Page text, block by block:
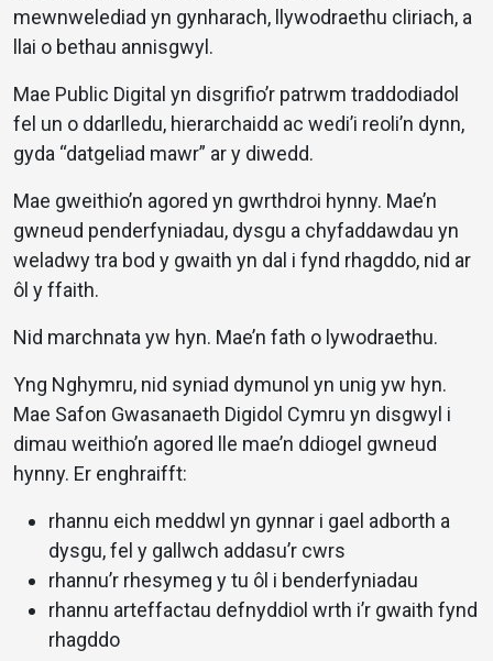
mewnwelediad yn gynharach, llywodraethu cliriach, a
llai o bethau annisgwyl.
Mae Public Digital yn disgrifio’r patrwm traddodiadol
fel un o ddarlledu, hierarchaidd ac wedi’i reoli’n dynn,
gyda “datgeliad mawr” ar y diwedd.
Mae gweithio’n agored yn gwrthdroi hynny. Mae’n
gwneud penderfyniadau, dysgu a chyfaddawdau yn
weladwy tra bod y gwaith yn dal i fynd rhagddo, nid ar
ôl y ffaith.
Nid marchnata yw hyn. Mae’n fath o lywodraethu.
Yng Nghymru, nid syniad dymunol yn unig yw hyn.
Mae Safon Gwasanaeth Digidol Cymru yn disgwyl i
dimau weithio’n agored lle mae’n ddiogel gwneud
hynny. Er enghraifft:
rhannu eich meddwl yn gynnar i gael adborth a
dysgu, fel y gallwch addasu’r cwrs
rhannu’r rhesymeg y tu ôl i benderfyniadau
rhannu arteffactau defnyddiol wrth i’r gwaith fynd
rhagddo